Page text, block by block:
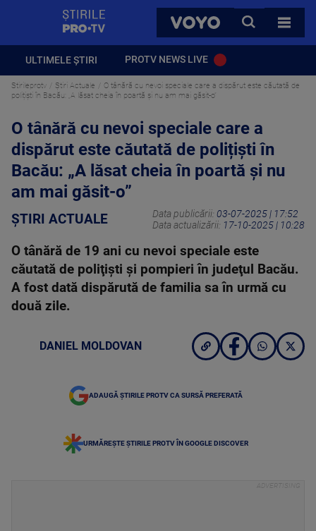
VOYO
CAUTA
TOATE
ULTIMELE ȘTIRI PROTV NEWS LIVE
Stirileprotv Știri Actuale
O tânără cu nevoi speciale care a dispărut este căutată de
polițiști în Bacău: „A lăsat cheia în poartă și nu am mai găsit-o”
O tânără cu nevoi speciale care a
dispărut este căutată de polițiști în
Bacău: „A lăsat cheia în poartă și nu
am mai găsit-o”
ȘTIRI ACTUALE Data publicării: 03-07-2025 | 17:52
Data actualizării: 17-10-2025 | 10:28
O tânără de 19 ani cu nevoi speciale este
căutată de poliţişti şi pompieri în judeţul Bacău.
A fost dată dispărută de familia sa în urmă cu
două zile.
DANIEL MOLDOVAN
ADAUGĂ ȘTIRILE PROTV CA SURSĂ PREFERATĂ
URMĂREȘTE ȘTIRILE PROTV ÎN GOOGLE DISCOVER